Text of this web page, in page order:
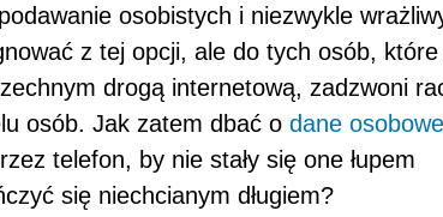
osobistych i niezwykle
z tej opcji, ale do tych osób,
drogą internetową, zadzwoni
osób. Jak zatem dbać o dane osobowe
telefon, by nie stały się one łupem
się niechcianym długiem?